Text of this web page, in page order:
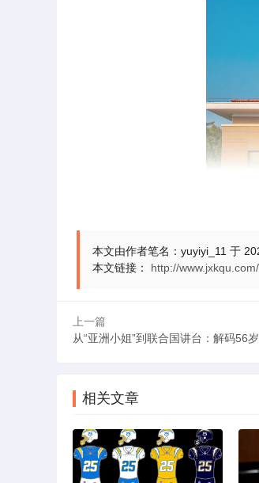
沉浸式教学矩阵‌
科技融合‌：运用5G+VR技术
实践赋能平台‌
基层联训‌：与平山县20个
本文由作者笔名：yuyiyi_11 于
本文链接： http://
上一篇
从“亚洲小姐”到联合国讲台：解码56
相关文章